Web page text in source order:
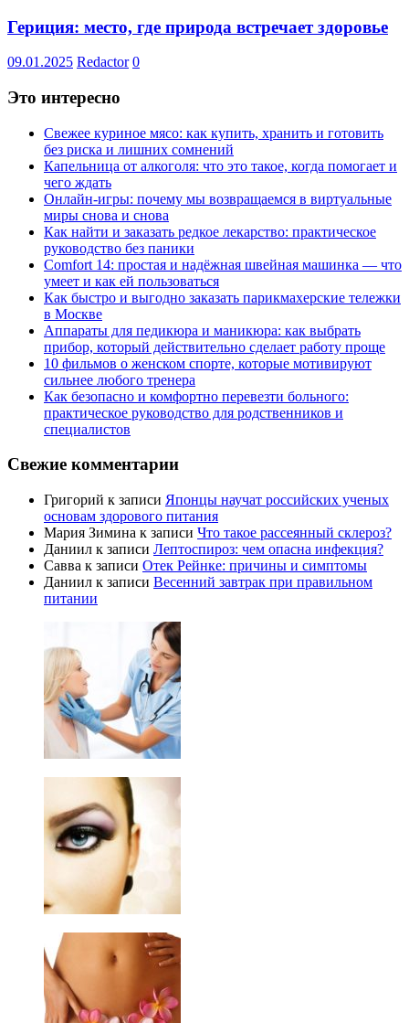
Гериция: место, где природа встречает здоровье
09.01.2025 Redactor 0
Это интересно
Свежее куриное мясо: как купить, хранить и готовить
без риска и лишних сомнений
Капельница от алкоголя: что это такое, когда помогает и
чего ждать
Онлайн-игры: почему мы возвращаемся в виртуальные
миры снова и снова
Как найти и заказать редкое лекарство: практическое
руководство без паники
Comfort 14: простая и надёжная швейная машинка — что
умеет и как ей пользоваться
Как быстро и выгодно заказать парикмахерские тележки
в Москве
Аппараты для педикюра и маникюра: как выбрать
прибор, который действительно сделает работу проще
10 фильмов о женском спорте, которые мотивируют
сильнее любого тренера
Как безопасно и комфортно перевезти больного:
практическое руководство для родственников и
специалистов
Свежие комментарии
Григорий к записи Японцы научат российских ученых
основам здорового питания
Мария Зимина к записи Что такое рассеянный склероз?
Даниил к записи Лептоспироз: чем опасна инфекция?
Савва к записи Отек Рейнке: причины и симптомы
Даниил к записи Весенний завтрак при правильном
питании